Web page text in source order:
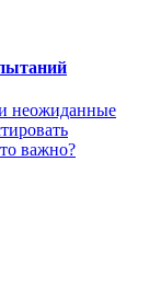
неожиданные
важно?